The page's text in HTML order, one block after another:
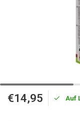
€14,95 Auf